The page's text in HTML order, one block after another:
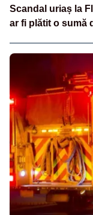
Scandal uriaș la
ar fi plătit o sumă